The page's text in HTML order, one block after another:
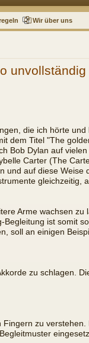
Wir über uns
unvollständig
die ich hörte
dem Titel "The
Bob Dylan auf
Carter (The
und auf diese
gleichzeitig,
Arme wachsen
ist somit
soll an einigen
zu schlagen.
zu